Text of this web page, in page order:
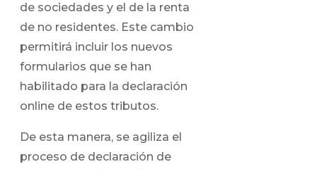
de sociedades y el de la renta
de no residentes. Este cambio
permitirá incluir los nuevos
formularios que se han
habilitado para la declaración
online de estos tributos.
De esta manera, se agiliza el
proceso de declaración de